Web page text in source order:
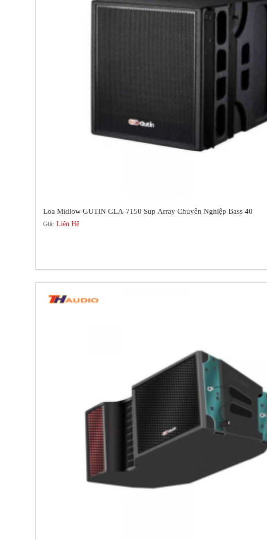
Loa Midlow GUTIN GLA-7150 Sup Array Chuyên Nghiệp Bass 40
Giá: Liên Hệ